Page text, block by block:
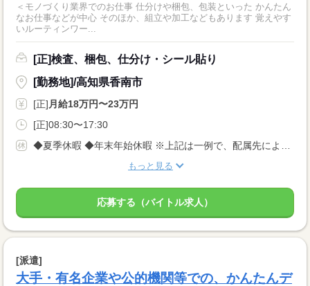
＜モノづくり業界でのお仕事 仕分けや梱包、包装といった かんたん
なお仕事などが中心 そのほか、組立や加工などもあります 覚えやす
いルーティンワー...
[正]検査、梱包、仕分け・シール貼り
[勤務地]/高知県香南市
[正] 月給18万円〜23万円
[正]08:30〜17:30
もっと見る
応募する（バイトル求人）
[派遣]
大手・有名企業や公的機関等での、かんたんデ